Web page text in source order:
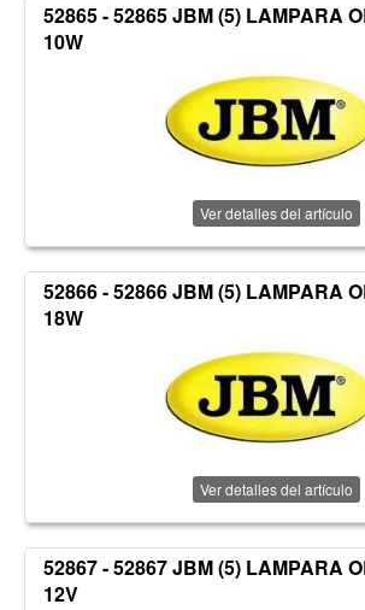
52865 - 52865 JBM (5) LAMPARA
10W
Ver detalles del artículo
52866 - 52866 JBM (5) LAMPARA
18W
Ver detalles del artículo
52867 - 52867 JBM (5) LAMPARA
12V